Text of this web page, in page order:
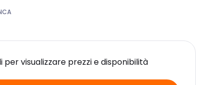
per visualizzare prezzi e disponibilità